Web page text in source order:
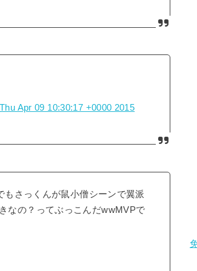
Thu Apr 09 10:30:17 +0000 2015
さっくんが鼠小僧シーンで翼派
なの？ってぶっこんだwwMVPで